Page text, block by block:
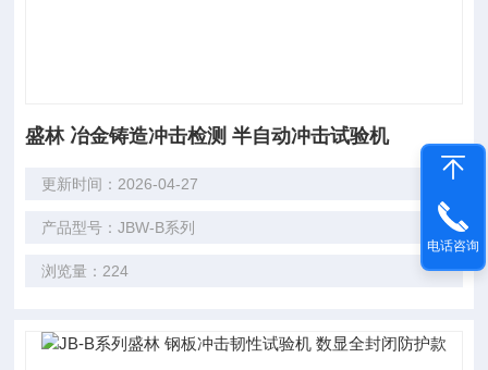
盛林 冶金铸造冲击检测 半自动冲击试验机
更新时间：2026-04-27
产品型号：JBW-B系列
浏览量：224
电话咨询